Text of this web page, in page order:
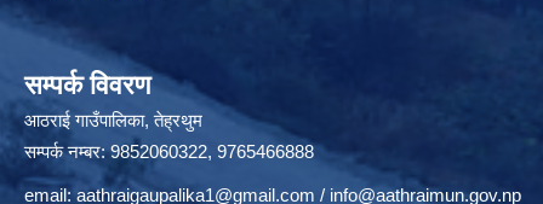
सम्पर्क विवरण
आठराई गाउँपालिका, तेह्रथुम
सम्पर्क नम्बर: 9852060322, 9765466888
email: aathraigaupalika1@gmail.com / info@aathraimun.gov.np